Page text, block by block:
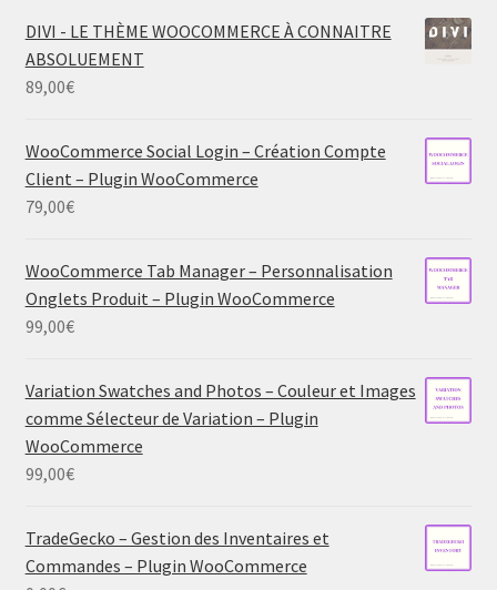
DIVI - LE THÈME WOOCOMMERCE À CONNAITRE
ABSOLUEMENT
89,00€
WooCommerce Social Login – Création Compte
Client – Plugin WooCommerce
79,00€
WooCommerce Tab Manager – Personnalisation
Onglets Produit – Plugin WooCommerce
99,00€
Variation Swatches and Photos – Couleur et Images
comme Sélecteur de Variation – Plugin
WooCommerce
99,00€
TradeGecko – Gestion des Inventaires et
Commandes – Plugin WooCommerce